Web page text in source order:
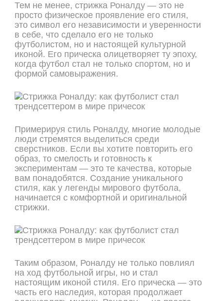
Тем не менее, стрижка Роналду — это не
просто физическое проявление его стиля,
это символ его независимости и уверенности
в себе, что сделало его не только
футболистом, но и настоящей культурной
иконой. Его прическа олицетворяет ту эпоху,
когда футбол стал не только спортом, но и
формой самовыражения.
Примерируя стиль Роналду, многие молодые
люди стремятся выделиться среди
сверстников. Если вы хотите повторить его
образ, то смелость и готовность к
экспериментам — это те качества, которые
вам понадобятся. Создание уникального
стиля, как у легенды мирового футбола,
начинается с комфортной и оригинальной
стрижки.
Таким образом, Роналду не только повлиял
на ход футбольной игры, но и стал
настоящим иконой стиля. Его прическа — это
часть его наследия, которая продолжает